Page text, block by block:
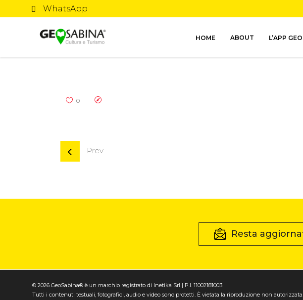
WhatsApp
HOME ABOUT L’APP
0
Prev
Resta
© 2026 GeoSabina® è un marchio registrato di Inetika Srl | P.I. 11002181003
Tutti i contenuti testuali, fotografici, audio e video sono protetti. È vietata la riproduzione non autorizzata.